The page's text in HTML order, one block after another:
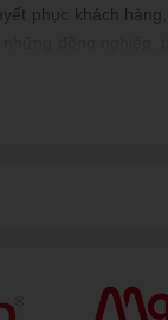
phục khách